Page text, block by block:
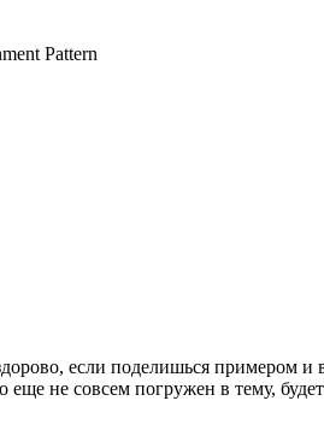
Pattern
если поделишься примером
не совсем погружен в тему,